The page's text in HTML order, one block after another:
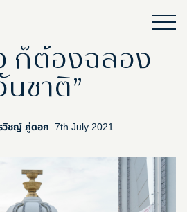
ก็ต้องฉลอง
นชาติ”
วิชญ์ ภู่ดอก 7th July 2021